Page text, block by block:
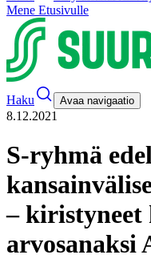
Mene Etusivulle
Haku Avaa navigaatio
8.12.2021
S-ryhmä
–
arvosanaksi